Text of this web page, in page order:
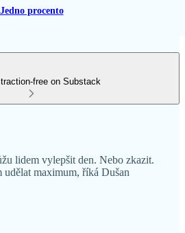
Jedno procento
free on Substack
lidem vylepšit den. Nebo zkazit.
udělat maximum, říká Dušan